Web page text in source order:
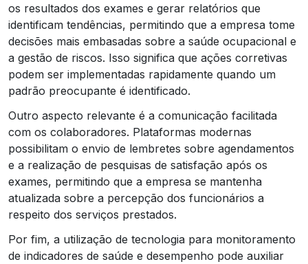
os resultados dos exames e gerar relatórios que
identificam tendências, permitindo que a empresa tome
decisões mais embasadas sobre a saúde ocupacional e
a gestão de riscos. Isso significa que ações corretivas
podem ser implementadas rapidamente quando um
padrão preocupante é identificado.
Outro aspecto relevante é a comunicação facilitada
com os colaboradores. Plataformas modernas
possibilitam o envio de lembretes sobre agendamentos
e a realização de pesquisas de satisfação após os
exames, permitindo que a empresa se mantenha
atualizada sobre a percepção dos funcionários a
respeito dos serviços prestados.
Por fim, a utilização de tecnologia para monitoramento
de indicadores de saúde e desempenho pode auxiliar